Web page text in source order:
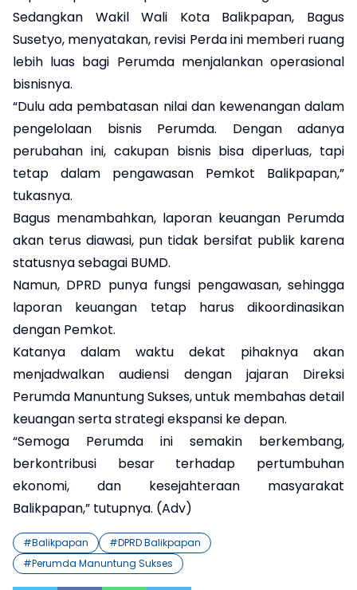
Sedangkan Wakil Wali Kota Balikpapan, Bagus
Susetyo, menyatakan, revisi Perda ini memberi ruang
lebih luas bagi Perumda menjalankan operasional
bisnisnya.
“Dulu ada pembatasan nilai dan kewenangan dalam
pengelolaan bisnis Perumda. Dengan adanya
perubahan ini, cakupan bisnis bisa diperluas, tapi
tetap dalam pengawasan Pemkot Balikpapan,”
tukasnya.
Bagus menambahkan, laporan keuangan Perumda
akan terus diawasi, pun tidak bersifat publik karena
statusnya sebagai BUMD.
Namun, DPRD punya fungsi pengawasan, sehingga
laporan keuangan tetap harus dikoordinasikan
dengan Pemkot.
Katanya dalam waktu dekat pihaknya akan
menjadwalkan audiensi dengan jajaran Direksi
Perumda Manuntung Sukses, untuk membahas detail
keuangan serta strategi ekspansi ke depan.
“Semoga Perumda ini semakin berkembang,
berkontribusi besar terhadap pertumbuhan
ekonomi, dan kesejahteraan masyarakat
Balikpapan,” tutupnya. (Adv)
#Balikpapan #DPRD Balikpapan
#Perumda Manuntung Sukses